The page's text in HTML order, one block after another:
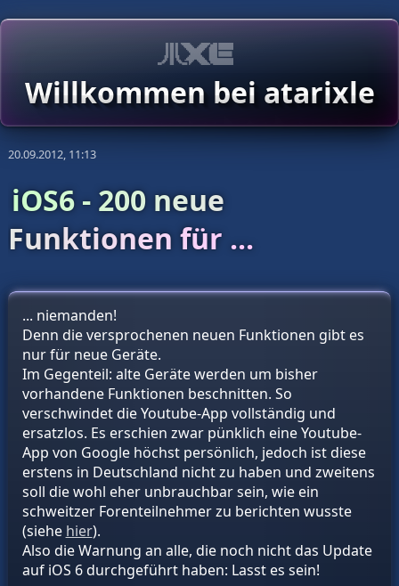
Willkommen bei atarixle
20.09.2012, 11:13
iOS6 - 200 neue
Funktionen für ...
... niemanden!
Denn die versprochenen neuen Funktionen gibt es
nur für neue Geräte.
Im Gegenteil: alte Geräte werden um bisher
vorhandene Funktionen beschnitten. So
verschwindet die Youtube-App vollständig und
ersatzlos. Es erschien zwar pünklich eine Youtube-
App von Google höchst persönlich, jedoch ist diese
erstens in Deutschland nicht zu haben und zweitens
soll die wohl eher unbrauchbar sein, wie ein
schweitzer Forenteilnehmer zu berichten wusste
(siehe hier).
Also die Warnung an alle, die noch nicht das Update
auf iOS 6 durchgeführt haben: Lasst es sein!